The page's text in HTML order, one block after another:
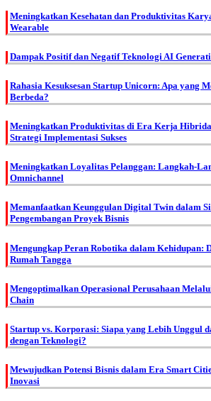
Meningkatkan Kesehatan dan Produktivitas
Wearable
Dampak Positif dan Negatif Teknologi AI
Rahasia Kesuksesan Startup Unicorn: Apa yang
Berbeda?
Meningkatkan Produktivitas di Era Kerja
Strategi Implementasi Sukses
Meningkatkan Loyalitas Pelanggan: Langkah-
Omnichannel
Memanfaatkan Keunggulan Digital Twin dalam
Pengembangan Proyek Bisnis
Mengungkap Peran Robotika dalam Kehidupan:
Rumah Tangga
Mengoptimalkan Operasional Perusahaan
Chain
Startup vs. Korporasi: Siapa yang Lebih Unggul
dengan Teknologi?
Mewujudkan Potensi Bisnis dalam Era Smart
Inovasi